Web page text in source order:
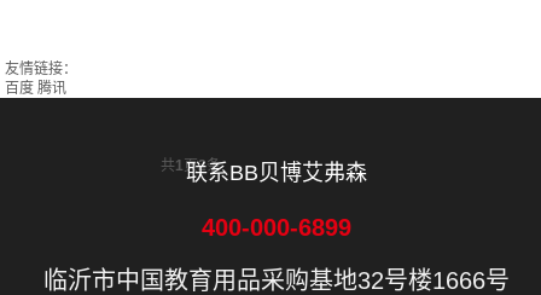
共1 页2条
友情链接：
百度 腾讯
联系BB贝博艾弗森
400-000-6899
临沂市中国教育用品采购基地32号楼1666号